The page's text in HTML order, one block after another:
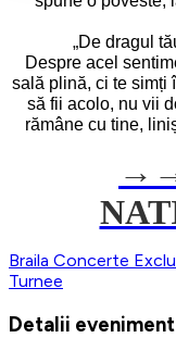
De dragul tău”
Despre acel
sală plină, ci te simți
să fii acolo, nu vii
rămâne cu tine,
Braila Concerte
Turnee
Detalii eveniment